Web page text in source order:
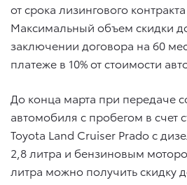
от срока лизингового
Максимальный объем скидки
заключении договора на 60
платеже в 10% от стоимости
До конца марта при передаче
автомобиля с пробегом в счет
Toyota Land Cruiser Prado с
2,8 литра и бензиновым
литра можно получить скидку